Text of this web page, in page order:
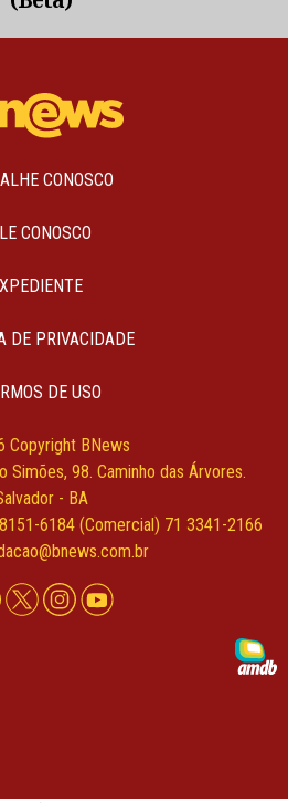
CONOSCO
CONOSCO
DE PRIVACIDADE
DE USO
Copyright BNews
Simões, 98. Caminho das Árvores.
- BA
6184 (Comercial) 71 3341-2166